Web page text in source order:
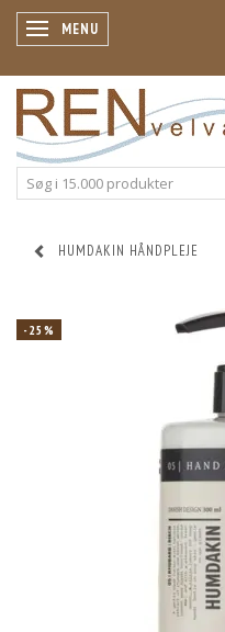
SKIFTE NAVIGATION
MENU
HUMDAKIN HÅNDPLEJE
-25%